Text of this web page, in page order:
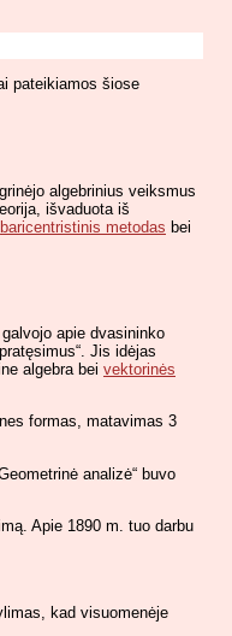
pateikiamos šiose
algebrinius veiksmus
išvaduota iš
baricentristinis metodas bei
apie dvasininko
Jis idėjas
algebra bei vektorinės
formas, matavimas 3
analizė“ buvo
Apie 1890 m. tuo darbu
kad visuomenėje